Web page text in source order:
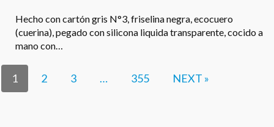
Hecho con cartón gris N°3, friselina negra, ecocuero
(cuerina), pegado con silicona liquida transparente, cocido a
mano con…
1 2 3 … 355 NEXT »